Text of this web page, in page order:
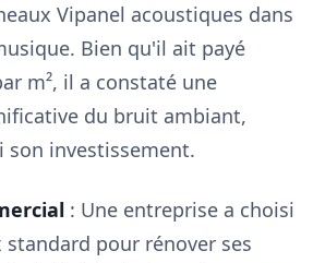
Vipanel acoustiques dans
Bien qu'il ait payé
m², il a constaté une
du bruit ambiant,
investissement.
: Une entreprise a choisi
standard pour rénover ses